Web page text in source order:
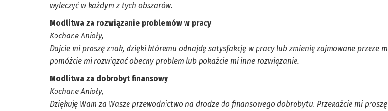
wyleczyć w każdym z tych obszarów.
Modlitwa za rozwiązanie problemów w pracy
Kochane Anioły,
Dajcie mi proszę znak, dzięki któremu odnajdę satysfakcję w pracy lub zmienię zajmowane przeze
pomóżcie mi rozwiązać obecny problem lub pokażcie mi inne rozwiązanie.
Modlitwa za dobrobyt finansowy
Kochane Anioły,
Dziękuję Wam za Wasze przewodnictwo na drodze do finansowego dobrobytu. Przekażcie mi